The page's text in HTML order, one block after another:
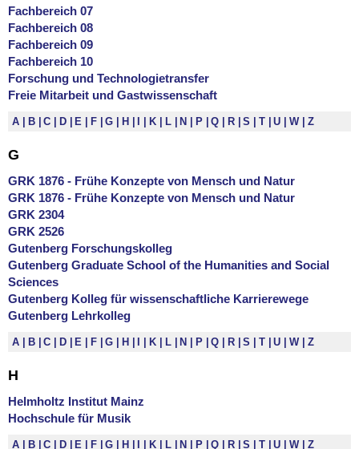
Fachbereich 07
Fachbereich 08
Fachbereich 09
Fachbereich 10
Forschung und Technologietransfer
Freie Mitarbeit und Gastwissenschaft
A B C D E F G H K L N P Q R S T U W Z
G
GRK 1876 - Frühe Konzepte von Mensch und Natur
GRK 1876 - Frühe Konzepte von Mensch und Natur
GRK 2304
GRK 2526
Gutenberg Forschungskolleg
Gutenberg Graduate School of the Humanities and Social
Sciences
Gutenberg Kolleg für wissenschaftliche Karrierewege
Gutenberg Lehrkolleg
A B C D E F G H K L N P Q R S T U W Z
H
Helmholtz Institut Mainz
Hochschule für Musik
A B C D E F G H K L N P Q R S T U W Z